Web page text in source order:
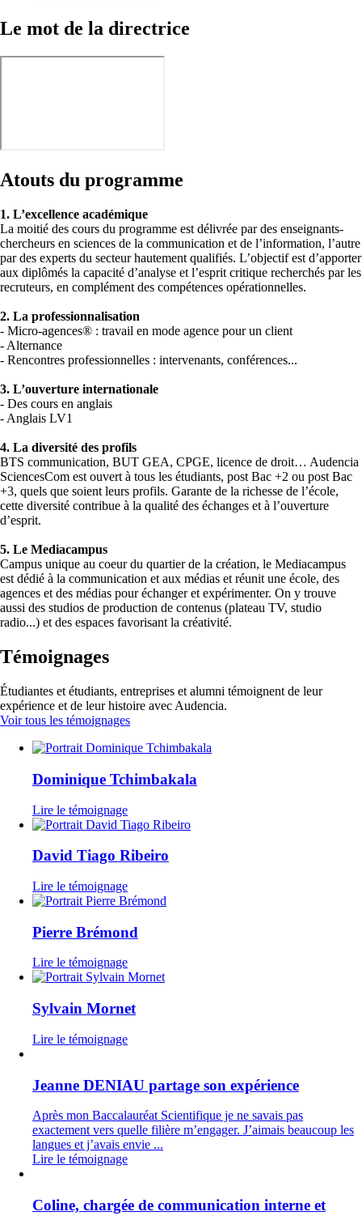
Le mot de la directrice
Atouts du programme
1. L’excellence académique
La moitié des cours du programme est délivrée par des enseignants-
chercheurs en sciences de la communication et de l’information, l’autre
par des experts du secteur hautement qualifiés. L’objectif est d’apporter
aux diplômés la capacité d’analyse et l’esprit critique recherchés par les
recruteurs, en complément des compétences opérationnelles.
2. La professionnalisation
- Micro-agences® : travail en mode agence pour un client
- Alternance
- Rencontres professionnelles : intervenants, conférences...
3. L’ouverture internationale
- Des cours en anglais
- Anglais LV1
4. La diversité des profils
BTS communication, BUT GEA, CPGE, licence de droit… Audencia
SciencesCom est ouvert à tous les étudiants, post Bac +2 ou post Bac
+3, quels que soient leurs profils. Garante de la richesse de l’école,
cette diversité contribue à la qualité des échanges et à l’ouverture
d’esprit.
5. Le Mediacampus
Campus unique au coeur du quartier de la création, le Mediacampus
est dédié à la communication et aux médias et réunit une école, des
agences et des médias pour échanger et expérimenter. On y trouve
aussi des studios de production de contenus (plateau TV, studio
radio...) et des espaces favorisant la créativité.
Témoignages
Étudiantes et étudiants, entreprises et alumni témoignent de leur
expérience et de leur histoire avec Audencia.
Voir tous les témoignages
Dominique Tchimbakala
Lire le témoignage
David Tiago Ribeiro
Lire le témoignage
Pierre Brémond
Lire le témoignage
Sylvain Mornet
Lire le témoignage
Jeanne DENIAU partage son expérience
Après mon Baccalauréat Scientifique je ne savais pas
exactement vers quelle filière m’engager. J’aimais beaucoup les
langues et j’avais envie ...
Lire le témoignage
Coline, chargée de communication interne et